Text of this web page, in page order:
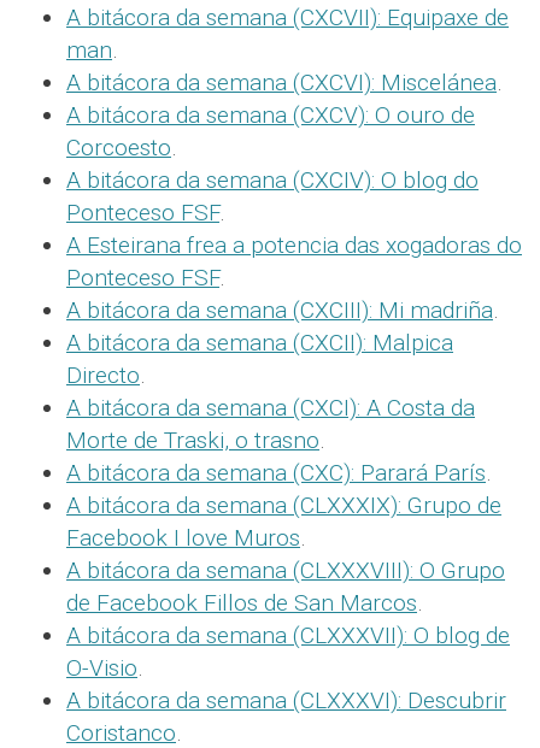
A bitácora da semana (CXCVII): Equipaxe de
man.
A bitácora da semana (CXCVI): Miscelánea.
A bitácora da semana (CXCV): O ouro de
Corcoesto.
A bitácora da semana (CXCIV): O blog do
Ponteceso FSF.
A Esteirana frea a potencia das xogadoras do
Ponteceso FSF.
A bitácora da semana (CXCIII): Mi madriña.
A bitácora da semana (CXCII): Malpica
Directo.
A bitácora da semana (CXCI): A Costa da
Morte de Traski, o trasno.
A bitácora da semana (CXC): Parará París.
A bitácora da semana (CLXXXIX): Grupo de
Facebook I love Muros.
A bitácora da semana (CLXXXVIII): O Grupo
de Facebook Fillos de San Marcos.
A bitácora da semana (CLXXXVII): O blog de
O-Visio.
A bitácora da semana (CLXXXVI): Descubrir
Coristanco.